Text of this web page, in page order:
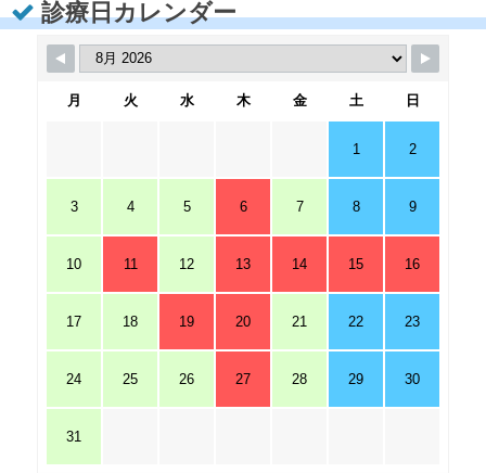
診療日カレンダー
月 火 水 木 金 土 日
1 2
3 4 5 6 7 8 9
10 11 12 13 14 15 16
17 18 19 20 21 22 23
24 25 26 27 28 29 30
31